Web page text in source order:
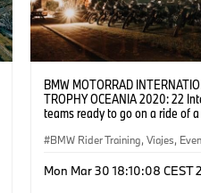
BMW MOTORRAD
TROPHY OCEANIA 2020: 22
teams ready to go on a ride of
BMW Rider Training, Viajes,
Mon Mar 30 18:10:08 CEST